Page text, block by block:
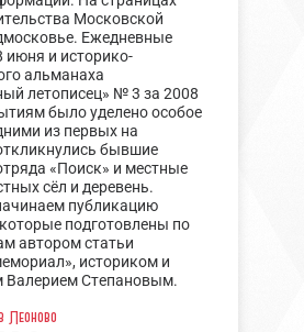
Московской
Ежедневные
июня и историко-
альманаха
летописец» № 3 за 2008
было уделено особое
из первых на
бывшие
«Поиск» и местные
сёл и деревень.
публикацию
подготовлены по
автором статьи
историком и
Валерием Степановым.